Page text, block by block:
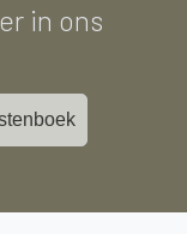
in ons